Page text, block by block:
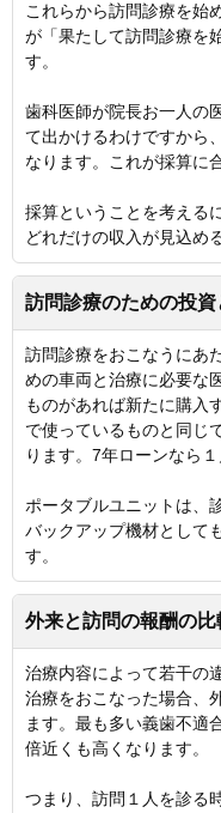
これらから訪問診療を始
が「果たして訪問診療を
す。
歯科医師が院長お一人の
て出かけるわけですから
なります。これが採算に
採算ということを考える
どれだけの収入が見込め
訪問診療のための投資
訪問診療をおこなうにあ
めの車両と治療に必要な
ものがあれば新たに購入
で使っているものと同じ
ります。7年ローンなら
ポータブルユニットは、
バックアップ機材として
す。
外来と訪問の報酬の比
治療内容によって若干の
治療をおこなった場合、
ます。最も多い義歯不適
倍近くも高くなります。
つまり、訪問１人を診る